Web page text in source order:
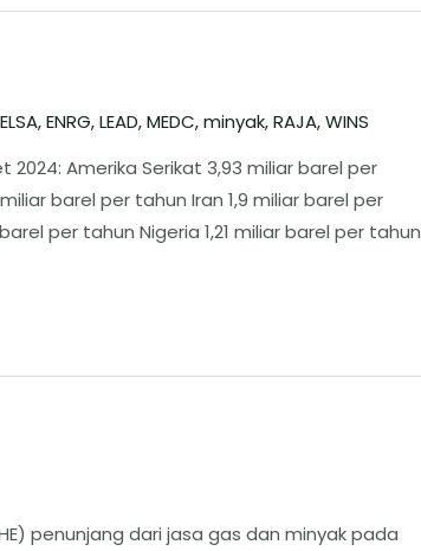
ELSA,ENRG,LEAD,MEDC,minyak,RAJA,WINS
2024: Amerika Serikat 3,93 miliar barel per
barel per tahun Iran 1,9 miliar barel per
per tahun Nigeria 1,21 miliar barel per tahun
penunjang dari jasa gas dan minyak pada